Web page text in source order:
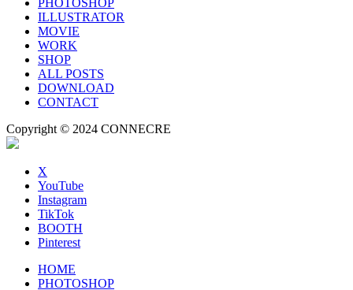
ILLUSTRATOR
MOVIE
WORK
SHOP
ALL POSTS
DOWNLOAD
CONTACT
Copyright © 2024 CONNECRE
X
YouTube
Instagram
TikTok
BOOTH
Pinterest
HOME
PHOTOSHOP